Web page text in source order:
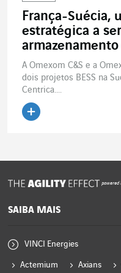
França-Suécia,
estratégica a
A Omexom C&S e a
dois projetos BESS na
Centrica....
powered
SAIBA MAIS
VINCI Energies
Actemium Axians